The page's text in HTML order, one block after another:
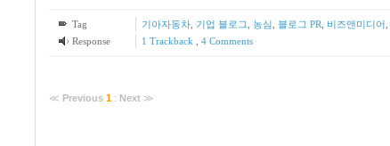
Tag 기아자동차, 기업 블로그 농심 블로그 PR 비즈앤미디어
Response
1 Trackback , 4Comments
≪ Previous 1 : Next ≫